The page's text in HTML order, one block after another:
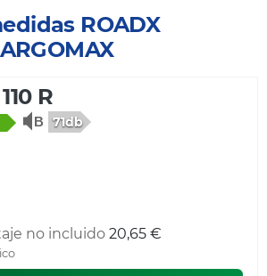
ROADX
R
71db
no incluido 20,65 €